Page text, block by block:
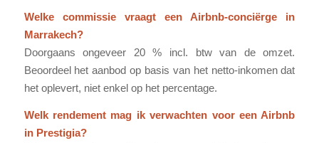
Welke commissie vraagt een Airbnb-conciërge in
Marrakech?
Doorgaans ongeveer 20 % incl. btw van de omzet.
Beoordeel het aanbod op basis van het netto-inkomen dat
het oplevert, niet enkel op het percentage.
Welk rendement mag ik verwachten voor een Airbnb
in Prestigia?